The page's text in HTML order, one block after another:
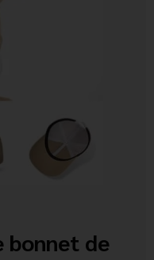
bonnet de